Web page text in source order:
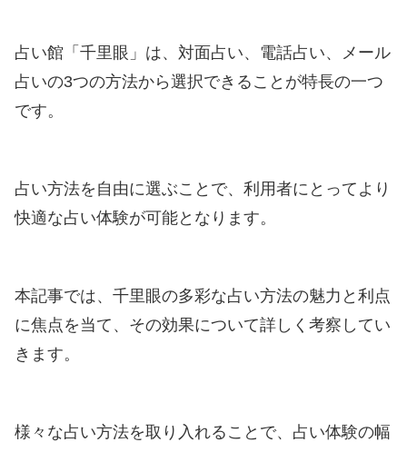
占い館「千里眼」は、対面占い、電話占い、メール
占いの3つの方法から選択できることが特長の一つ
です。
占い方法を自由に選ぶことで、利用者にとってより
快適な占い体験が可能となります。
本記事では、千里眼の多彩な占い方法の魅力と利点
に焦点を当て、その効果について詳しく考察してい
きます。
様々な占い方法を取り入れることで、占い体験の幅